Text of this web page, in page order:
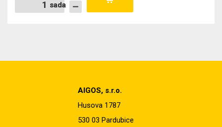
sada
sada
AIGOS, s.r.o.
Husova 1787
530 03 Pardubice